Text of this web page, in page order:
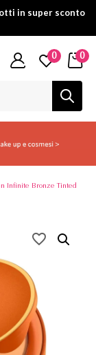
in super sconto
sezione saldi: il
0 0
Infinite Bronze Tinted